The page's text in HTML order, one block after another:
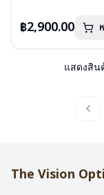
อุปกรณ์ : กล่องแว่น , ผ้า
การรับประกัน : 2 ปี
฿2,900.00
แสดงสิน
The Vision